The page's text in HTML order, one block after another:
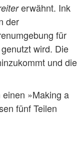
erwähnt. Ink
der
für
genutzt wird. Die
und die
»Making a
fünf Teilen